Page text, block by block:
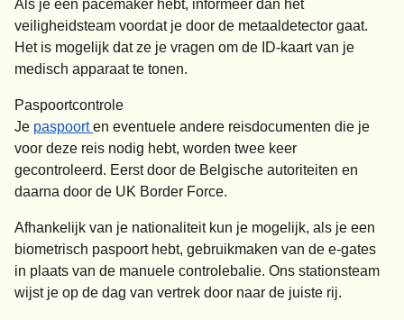
Als je een pacemaker hebt, informeer dan het
veiligheidsteam voordat je door de metaaldetector gaat.
Het is mogelijk dat ze je vragen om de ID-kaart van je
medisch apparaat te tonen.
Paspoortcontrole
Je paspoorten eventuele andere reisdocumenten die je
voor deze reis nodig hebt, worden twee keer
gecontroleerd. Eerst door de Belgische autoriteiten en
daarna door de UK Border Force.
Afhankelijk van je nationaliteit kun je mogelijk, als je een
biometrisch paspoort hebt, gebruikmaken van de e-gates
in plaats van de manuele controlebalie. Ons stationsteam
wijst je op de dag van vertrek door naar de juiste rij.